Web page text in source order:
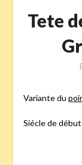
Tete
Variante du
Siécle de